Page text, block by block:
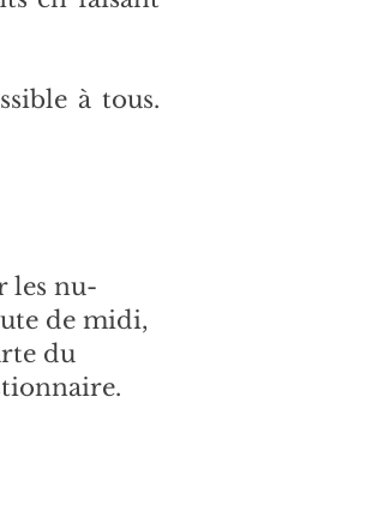
à tous.
les nu-
de midi,
du